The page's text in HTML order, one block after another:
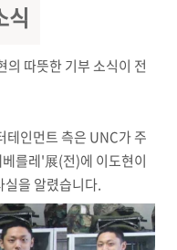
식
의 따뜻한 기부 소식이 전
테인먼트 측은 UNC가 주
를레'展(전)에 이도현이
을 알렸습니다.